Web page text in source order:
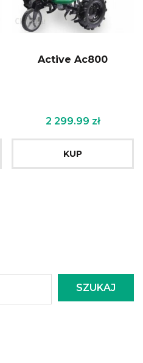
Active Ac800
2 299.99 zł
KUP
SZUKAJ